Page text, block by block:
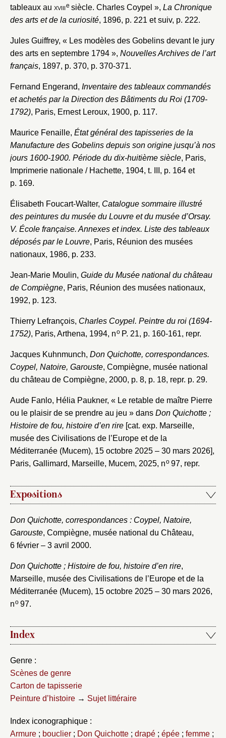
tableaux au xviiie siècle. Charles Coypel », La Chronique
des arts et de la curiosité, 1896, p. 221 et suiv, p. 222.
Jules Guiffrey, « Les modèles des Gobelins devant le jury
des arts en septembre 1794 », Nouvelles Archives de l’art
français, 1897, p. 370, p. 370-371.
Fernand Engerand, Inventaire des tableaux commandés
et achetés par la Direction des Bâtiments du Roi (1709-
1792), Paris, Ernest Leroux, 1900, p. 117.
Maurice Fenaille, État général des tapisseries de la
Manufacture des Gobelins depuis son origine jusqu’à nos
jours 1600-1900. Période du dix-huitième siècle, Paris,
Imprimerie nationale / Hachette, 1904, t. III, p. 164 et
p. 169.
Élisabeth Foucart-Walter, Catalogue sommaire illustré
des peintures du musée du Louvre et du musée d’Orsay.
V. École française. Annexes et index. Liste des tableaux
déposés par le Louvre, Paris, Réunion des musées
nationaux, 1986, p. 233.
Jean-Marie Moulin, Guide du Musée national du château
de Compiègne, Paris, Réunion des musées nationaux,
1992, p. 123.
Thierry Lefrançois, Charles Coypel. Peintre du roi (1694-
1752), Paris, Arthena, 1994, noP. 21, p. 160-161, repr.
Jacques Kuhnmunch, Don Quichotte, correspondances.
Coypel, Natoire, Garouste, Compiègne, musée national
du château de Compiègne, 2000, p. 8, p. 18, repr. p. 29.
Aude Fanlo, Hélia Paukner, « Le retable de maître Pierre
ou le plaisir de se prendre au jeu » dans Don Quichotte ;
Histoire de fou, histoire d’en rire [cat. exp. Marseille,
musée des Civilisations de l’Europe et de la
Méditerranée (Mucem), 15 octobre 2025 – 30 mars 2026],
Paris, Gallimard, Marseille, Mucem, 2025, no97, repr.
Expositions
Don Quichotte, correspondances : Coypel, Natoire,
Garouste, Compiègne, musée national du Château,
6 février – 3 avril 2000.
Don Quichotte ; Histoire de fou, histoire d’en rire,
Marseille, musée des Civilisations de l’Europe et de la
Méditerranée (Mucem), 15 octobre 2025 – 30 mars 2026,
no97.
Index
Genre :
Scènes de genre
Carton de tapisserie
Peinture d’histoire → Sujet littéraire
Index iconographique :
Armure ; bouclier ; Don Quichotte ; drapé ; épée ; femme ;